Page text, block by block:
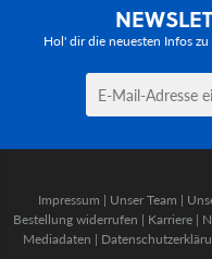
Hol' dir die neuesten Infos
Impressum | Unser Team |
Bestellung widerrufen | Karriere |
Mediadaten |